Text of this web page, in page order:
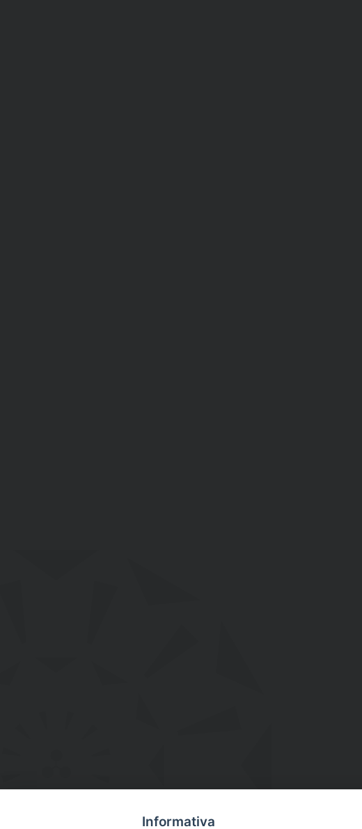
Informativa